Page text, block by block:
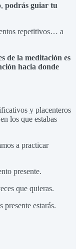
podrás guiar tu
repetitivos… a
de la meditación es
hacia donde
y placenteros
los que estabas
a practicar
presente.
que quieras.
presente estarás.